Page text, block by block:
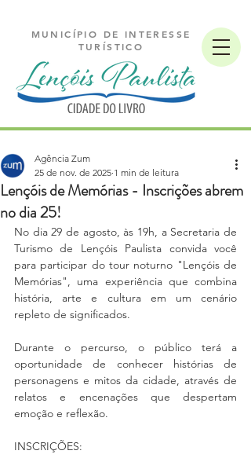
MUNICÍPIO DE INTERESSE
TURÍSTICO
Lençóis de Memórias - Inscrições abrem
no dia 25!
Agência Zum
25 de nov. de 2025 1 min de leitura
No dia 29 de agosto, às 19h, a Secretaria de
Turismo de Lençóis Paulista convida você
para participar do tour noturno "Lençóis de
Memórias", uma experiência que combina
história, arte e cultura em um cenário
repleto de significados.
Durante o percurso, o público terá a
oportunidade de conhecer histórias de
personagens e mitos da cidade, através de
relatos e encenações que despertam
emoção e reflexão.
INSCRIÇÕES: